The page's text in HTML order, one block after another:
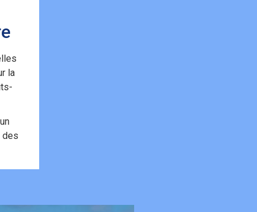
la
des